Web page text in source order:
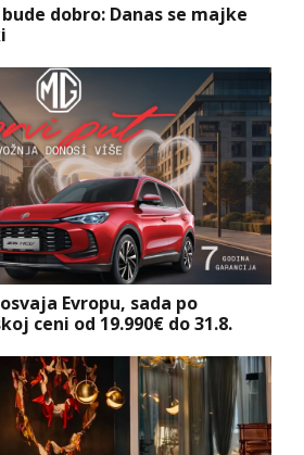
dobro: Danas se majke
Evropu, sada po
ceni od 19.990€ do 31.8.